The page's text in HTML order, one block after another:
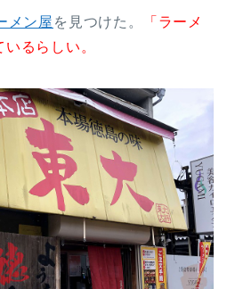
メン屋 を見つけた。
「ラーメ
るらしい。